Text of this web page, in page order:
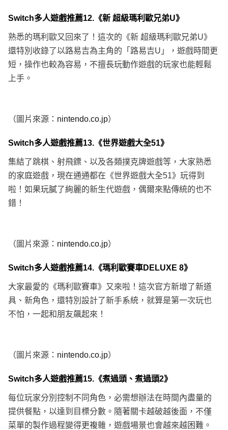
Switch多人遊戲推薦12.《新 超級瑪利歐兄弟U》
熟悉的瑪利歐又回來了！這次的《新 超級瑪利歐兄弟U》
還特別收錄了以路易吉為主角的「路易吉U」，遊戲時間更
短，操作也較為容易，不擅長玩動作遊戲的玩家也能輕鬆
上手。
（圖片來源： nintendo.co.jp）
Switch多人遊戲推薦13.《世界遊戲大全51》
集結了跳棋、射飛鏢、以及各類撲克牌遊戲等，大家熟悉
的家庭遊戲，現在通通都在《世界遊戲大全51》玩得到
啦！如果玩膩了絢麗的新生代遊戲，偶爾來點傳統的也不
錯！
（圖片來源： nintendo.co.jp）
Switch多人遊戲推薦14.《瑪利歐賽車DELUXE 8》
大家最愛的《瑪利歐賽車》又來啦！這次官方新增了新道
具、新角色，還特別設計了新手系統，就算是第一次玩也
不怕，一起和朋友飆起來！
（圖片來源： nintendo.co.jp）
Switch多人遊戲推薦15.《煮過頭、煮過頭2》
每位玩家分別控制不同角色，必需想辦法在時間內盡量的
提供餐點，以達到目標分數。隨著關卡越破越後面，不僅
菜單的製作過程變得更複雜，遊戲場景也會越來越困難。